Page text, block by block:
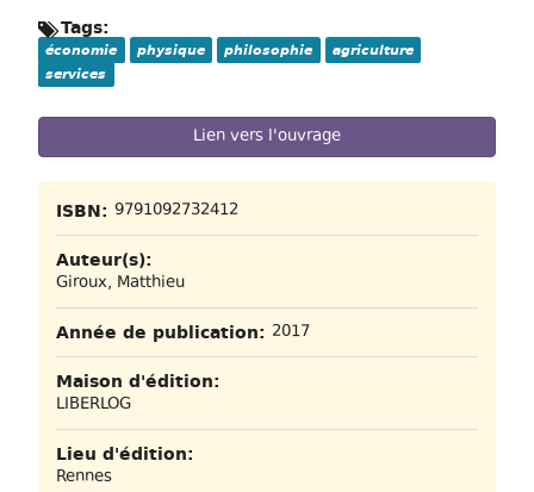
Tags:
économie physique philosophie
agriculture
services
Lien vers l'ouvrage
ISBN: 9791092732412
Auteur(s):
Giroux, Matthieu
Année de publication: 2017
Maison d'édition:
LIBERLOG
Lieu d'édition:
Rennes